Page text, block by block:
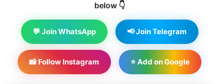
below 👇
💬 Join WhatsApp 📢 Join Telegram
📸 Follow Instagram ⭐ Add on Google